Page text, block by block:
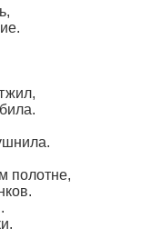
полотне,